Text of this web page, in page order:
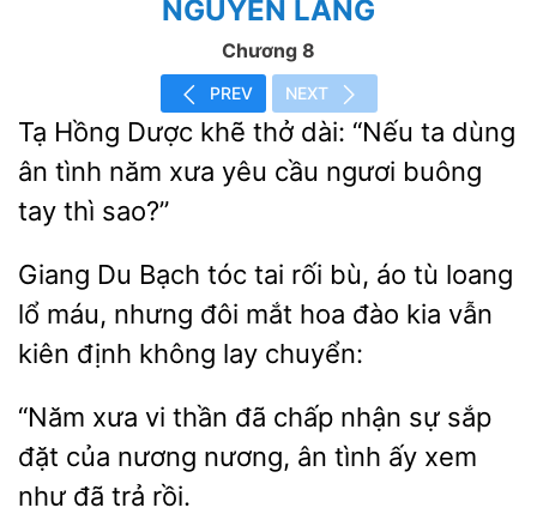
NGUYÊN LANG
Chương 8
PREV NEXT
Tạ Hồng Dược khẽ thở dài: “Nếu ta
ân
năm xưa yêu
ngươi buông
tay thì sao?”
Giang Du Bạch
tai rối bù, áo tù loang
lổ máu,
đôi mắt hoa đào kia vẫn
kiên định
lay chuyển:
“Năm xưa vi thần đã
nhận sự sắp
đặt của
nương, ân tình ấy xem
như
trả rồi.